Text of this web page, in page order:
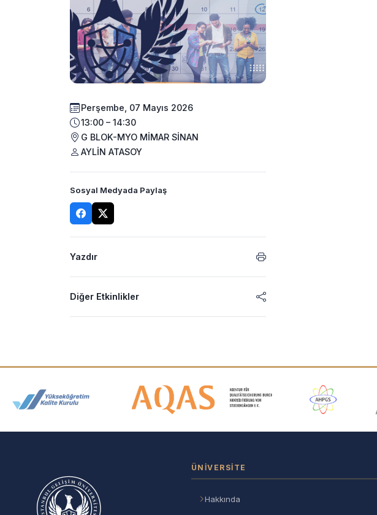
Perşembe, 07 Mayıs 2026
13:00 – 14:30
G BLOK-MYO MİMAR SİNAN
AYLİN ATASOY
Sosyal Medyada Paylaş
Yazdır
Diğer Etkinlikler
Akreditasyon ve Üyelik Logoları
ÜNIVERSITE
Hakkında